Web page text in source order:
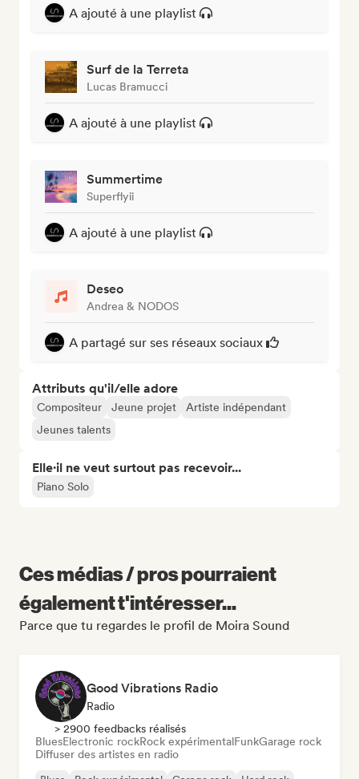
A ajouté à une playlist
Surf de la Terreta
Lucas Bramucci
A ajouté à une playlist
Summertime
Superflyii
A ajouté à une playlist
Deseo
Andrea & NODOS
A partagé sur ses réseaux sociaux
Attributs qu'il/elle adore
Compositeur Jeune projet
Artiste indépendant
Jeunes talents
Elle·il ne veut surtout pas recevoir...
Piano Solo
Ces médias / pros pourraient
également t'intéresser...
Parce que tu regardes le profil de Moira Sound
Good Vibrations Radio
Radio
> 2900 feedbacks réalisés
BluesElectronic rockRock expérimentalFunkGarage rock
Diffuser des artistes en radio